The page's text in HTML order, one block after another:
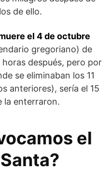
de ello.
el 4 de octubre
gregoriano) de
después, pero por
se eliminaban los 11
anteriores), sería el 15
la enterraron.
el